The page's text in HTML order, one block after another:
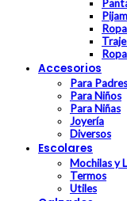
Accesorios
Para Padres
Para Niños
Para Niñas
Joyería
Diversos
Escolares
Mochilas y
Termos
Utiles